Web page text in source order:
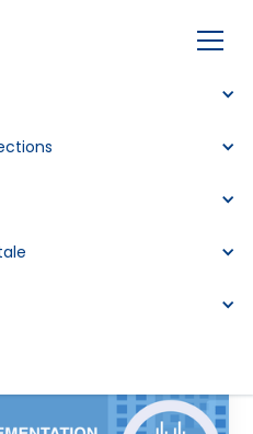
sur la